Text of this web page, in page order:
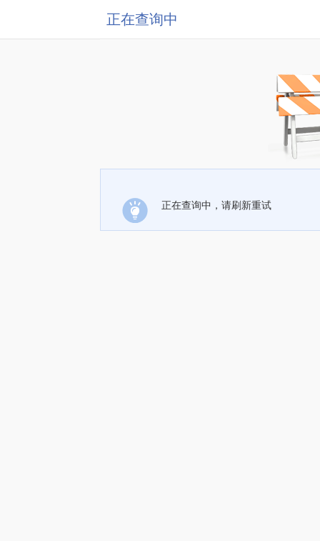
正在查询中
正在查询中，请刷新重试